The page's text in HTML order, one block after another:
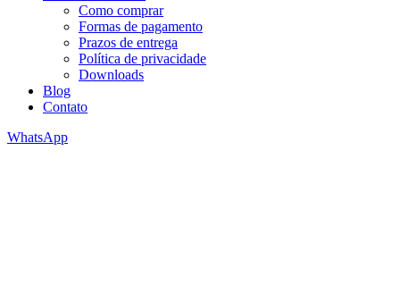
Como comprar
Formas de pagamento
Prazos de entrega
Política de privacidade
Downloads
Blog
Contato
WhatsApp